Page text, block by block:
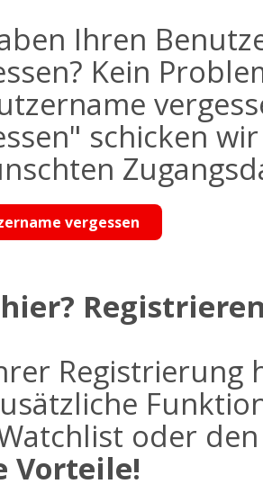
Ihren
Kein
schicken
vergessen
Registrierung
oder
Vorteile!